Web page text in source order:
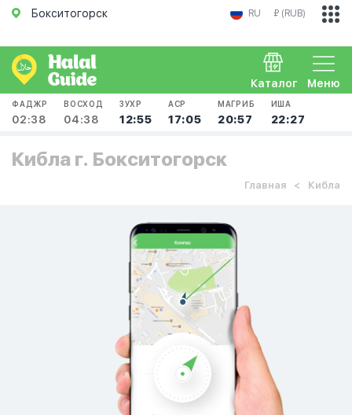
Бокситогорск RU ₽ (RUB)
Меню
Каталог
ФАДЖР
02:38
ВОСХОД
04:38
ЗУХР
12:55
АСР
17:05
МАГРИБ
20:57
ИША
22:27
Кибла г. Бокситогорск
Главная Кибла